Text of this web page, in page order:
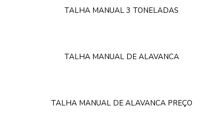
TALHA MANUAL 3 TONELADAS
TALHA MANUAL DE ALAVANCA
TALHA MANUAL DE ALAVANCA PREÇO